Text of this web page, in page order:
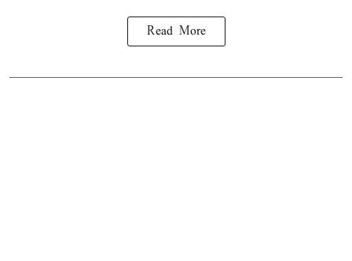
Read More